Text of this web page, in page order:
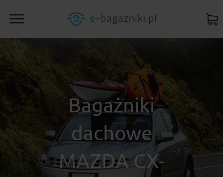
Bagażniki
dachowe
MAZDA CX-